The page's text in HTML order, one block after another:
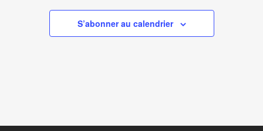
S’abonner au calendrier